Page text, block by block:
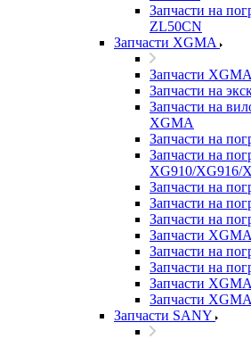
Запчасти на
ZL50CN
Запчасти XGMA
Запчасти XGMA
Запчасти на
Запчасти на
XGMA
Запчасти на
Запчасти на
XG910/XG916/
Запчасти на
Запчасти на
Запчасти на
Запчасти
Запчасти на
Запчасти на
Запчасти
Запчасти
Запчасти SANY